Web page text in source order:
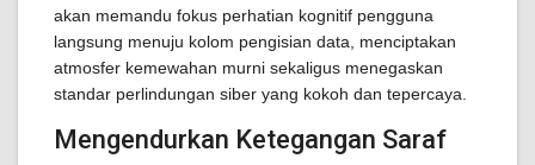
akan memandu fokus perhatian kognitif pengguna
langsung menuju kolom pengisian data, menciptakan
atmosfer kemewahan murni sekaligus menegaskan
standar perlindungan siber yang kokoh dan tepercaya.
Mengendurkan Ketegangan Saraf